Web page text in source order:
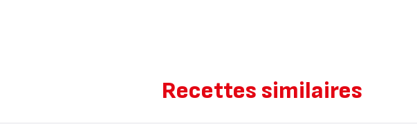
Recettes similaires